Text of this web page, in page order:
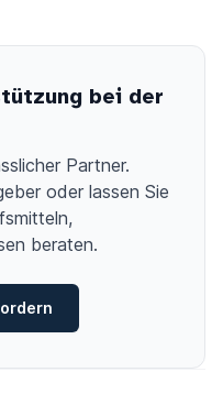
bei der
Partner.
oder lassen Sie
beraten.